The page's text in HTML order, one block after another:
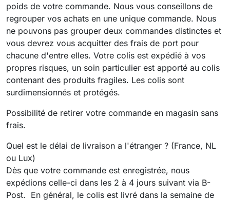
poids de votre commande. Nous vous conseillons de
regrouper vos achats en une unique commande. Nous
ne pouvons pas grouper deux commandes distinctes et
vous devrez vous acquitter des frais de port pour
chacune d'entre elles. Votre colis est expédié à vos
propres risques, un soin particulier est apporté au colis
contenant des produits fragiles. Les colis sont
surdimensionnés et protégés.
Possibilité de retirer votre commande en magasin sans
frais.
Quel est le délai de livraison a l'étranger ? (France, NL
ou Lux)
Dès que votre commande est enregistrée, nous
expédions celle-ci dans les 2 à 4 jours suivant via B-
Post. En général, le colis est livré dans la semaine de